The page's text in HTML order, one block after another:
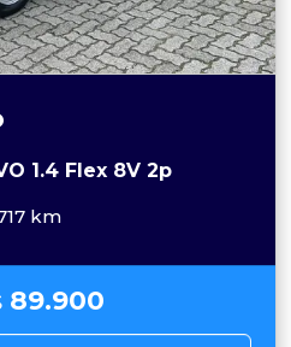
1.4 Flex 8V 2p
km
89.900